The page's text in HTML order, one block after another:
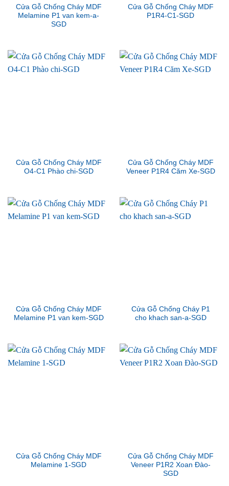
Cửa Gỗ Chống Cháy MDF
Melamine P1 van kem-a-
SGD
Cửa Gỗ Chống Cháy MDF
P1R4-C1-SGD
Cửa Gỗ Chống Cháy MDF
O4-C1 Phào chi-SGD
Cửa Gỗ Chống Cháy MDF
Veneer P1R4 Căm Xe-SGD
Cửa Gỗ Chống Cháy MDF
Melamine P1 van kem-SGD
Cửa Gỗ Chống Cháy P1
cho khach san-a-SGD
Cửa Gỗ Chống Cháy MDF
Melamine 1-SGD
Cửa Gỗ Chống Cháy MDF
Veneer P1R2 Xoan Đào-
SGD